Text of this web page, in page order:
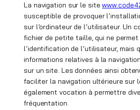
La navigation sur le site
susceptible de provoquer
sur l’ordinateur de l’utilisateur. Un
fichier de petite taille, qui ne permet
l’identification de l’utilisateur, mais
informations relatives à la
sur un site. Les données ainsi
faciliter la navigation ultérieure sur
également vocation à permettre
fréquentation.